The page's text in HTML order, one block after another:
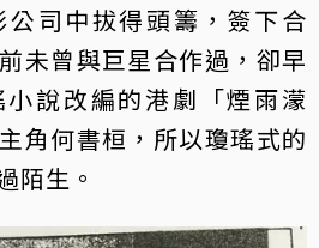
司中拔得頭籌，簽下合
未曾與巨星合作過，卻早
說改編的港劇「煙雨濛
角何書桓，所以瓊瑤式的
陌生。